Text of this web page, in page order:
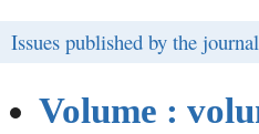
Issues published by the
Volume :